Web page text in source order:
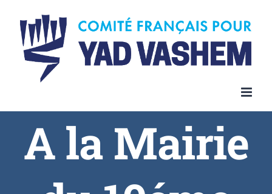
content
A la Mairie